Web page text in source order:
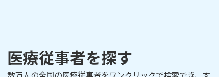
医療従事者を探す